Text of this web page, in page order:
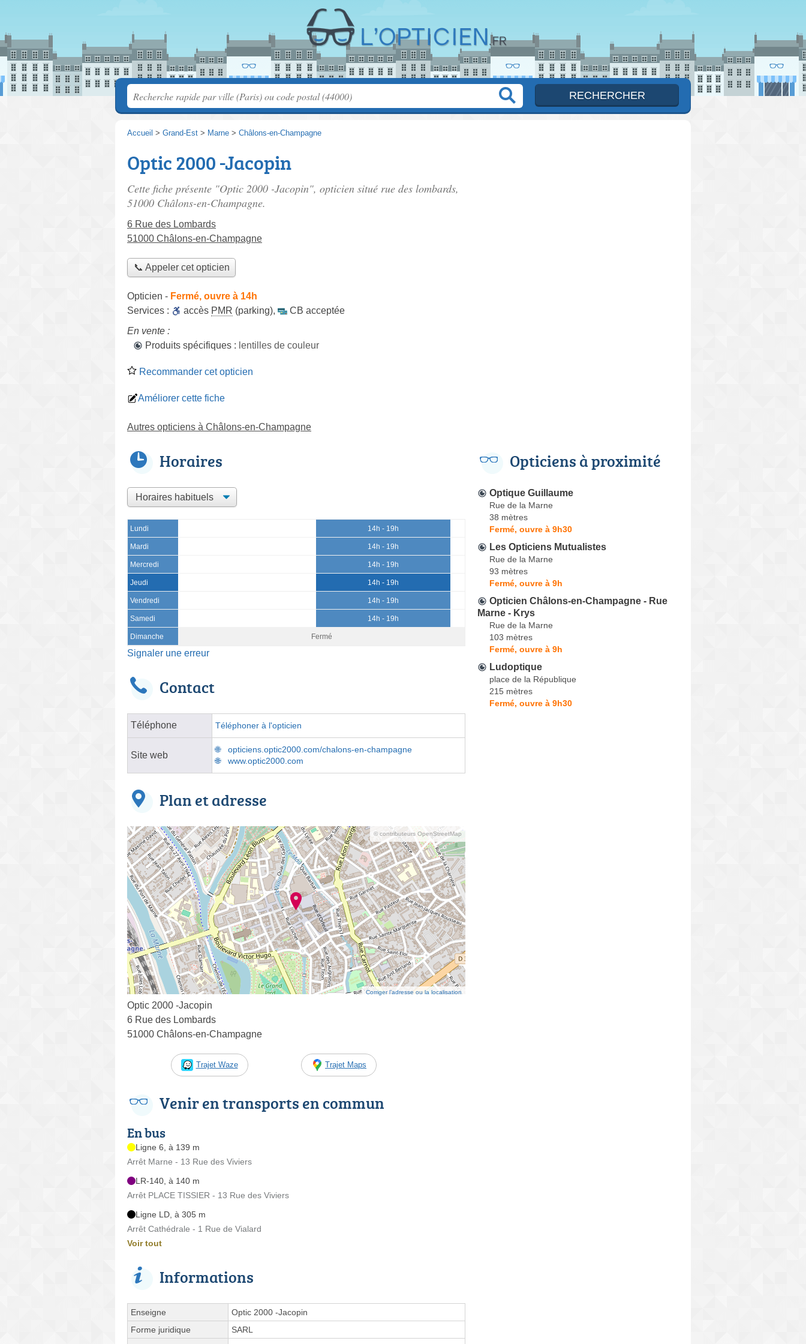
Accueil > Grand-Est > Marne > Châlons-en-Champagne
Optic 2000 -Jacopin
Cette fiche présente "Optic 2000 -Jacopin", opticien situé rue des lombards,
51000 Châlons-en-Champagne.
6 Rue des Lombards
51000 Châlons-en-Champagne
📞 Appeler cet opticien
Opticien - Fermé, ouvre à 14h
Services :
accès PMR (parking),
CB acceptée
En vente :
Produits spécifiques : lentilles de couleur
Recommander cet opticien
Améliorer cette fiche
Autres opticiens à Châlons-en-Champagne
Horaires
Lundi 14h - 19h
Mardi 14h - 19h
Mercredi 14h - 19h
Jeudi 14h - 19h
Vendredi 14h - 19h
Samedi 14h - 19h
Dimanche Fermé
Signaler une erreur
Contact
Téléphone Téléphoner à l'opticien
Site web
opticiens.optic2000.com/chalons-en-champagne
www.optic2000.com
Plan et adresse
© contributeurs OpenStreetMap
Corriger l’adresse ou la localisation
Optic 2000 -Jacopin
6 Rue des Lombards
51000 Châlons-en-Champagne
Trajet Waze Trajet Maps
Venir en transports en commun
En bus
Ligne 6, à 139 m
Arrêt Marne - 13 Rue des Viviers
LR-140, à 140 m
Arrêt PLACE TISSIER - 13 Rue des Viviers
Ligne LD, à 305 m
Arrêt Cathédrale - 1 Rue de Vialard
Voir tout
Informations
Enseigne
Optic 2000 -Jacopin
Forme juridique
SARL
Opticiens à proximité
Optique Guillaume
Rue de la Marne
38 mètres
Fermé, ouvre à 9h30
Les Opticiens Mutualistes
Rue de la Marne
93 mètres
Fermé, ouvre à 9h
Opticien Châlons-en-Champagne - Rue
Marne - Krys
Rue de la Marne
103 mètres
Fermé, ouvre à 9h
Ludoptique
place de la République
215 mètres
Fermé, ouvre à 9h30